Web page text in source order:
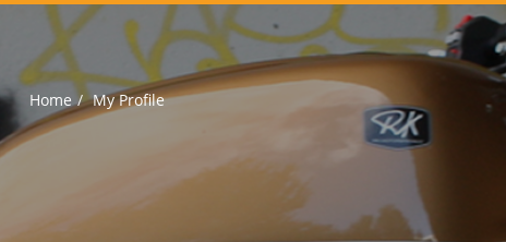
Home My Profile